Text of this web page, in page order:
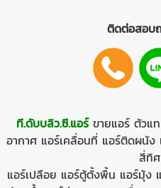
ติดต่อสอบ
ที.ดับบลิว.ซี.แอร์ ขายแอร์ตัวแท
อากาศ แอร์เคลื่อนที่ แอร์ติดผนัง
สี่ทิ
แอร์เปลือย แอร์ตู้ตั้งพื้น แอร์มุ้ง